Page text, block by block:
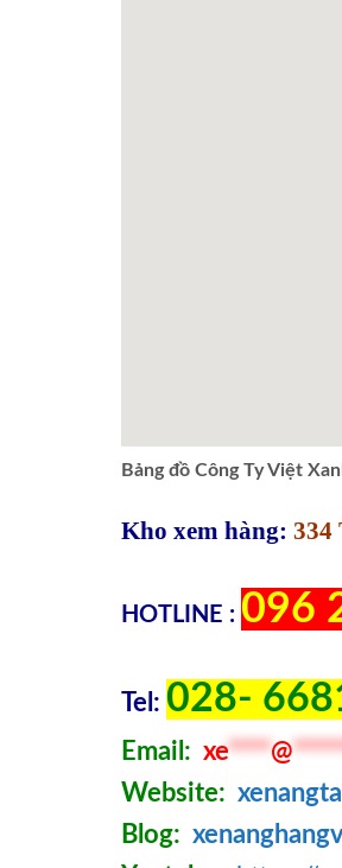
Bảng đồ Công Ty Việt
Kho xem hàng: 334
HOTLINE : 096
Tel: 028-
Email: xe****@
Website:
Blog: